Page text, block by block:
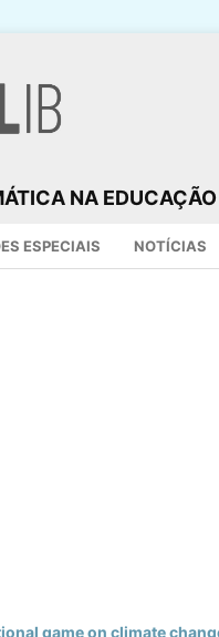
NA EDUCAÇÃO
ESPECIAIS NOTÍCIAS
game on climate